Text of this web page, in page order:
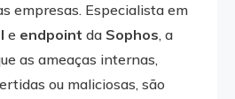
empresas. Especialista em
e endpoint da Sophos, a
as ameaças internas,
ou maliciosas, são